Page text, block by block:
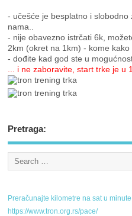
- učešće je besplatno i slobodno
nama..
- nije obavezno istrčati 6k,
2km (okret na 1km) - kome kako
- dođite kad god ste u
... i ne zaboravite, start trke je u
Pretraga:
Preračunajte kilometre na sat u
https://www.tron.org.rs/pace/